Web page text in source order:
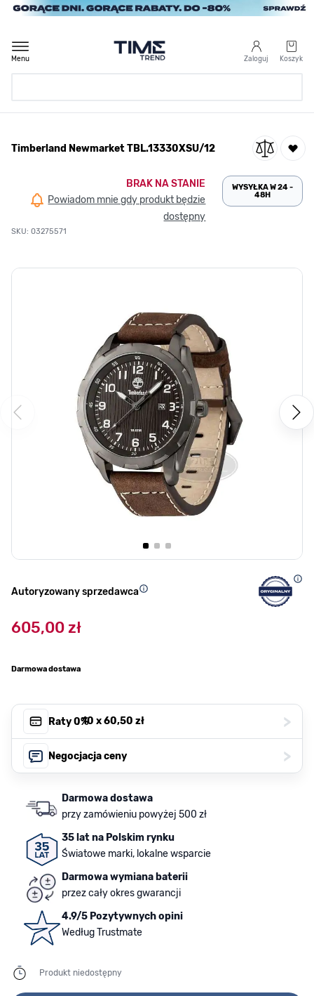
Przejdź do treści
Zaloguj Koszyk
Menu
/ Timberland Newmarket TBL.13330XSU/12
Timberland Newmarket TBL.13330XSU/12
BRAK NA STANIE
Powiadom mnie gdy produkt będzie
dostępny
SKU: 03275571
WYSYŁKA W 24 -
48H
Autoryzowany sprzedawca
605,00 zł
Darmowa dostawa
Raty 0%, 10 x60,50 zł >
Negocjacja ceny >
Darmowa dostawa
przy zamówieniu powyżej 500 zł
35 lat na Polskim rynku
Światowe marki, lokalne wsparcie
Darmowa wymiana baterii
przez cały okres gwarancji
4.9/5 Pozytywnych opini
Według Trustmate
Produkt niedostępny